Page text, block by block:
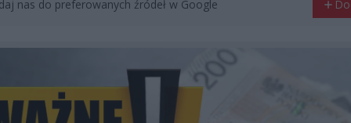
nas do preferowanych źródeł w Google